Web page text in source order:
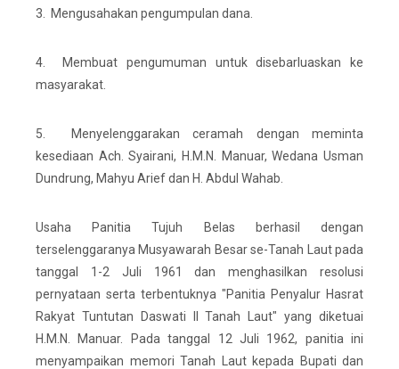
3. Mengusahakan pengumpulan dana.
4.
Membuat pengumuman untuk disebarluaskan ke
masyarakat.
5.
Menyelenggarakan ceramah dengan meminta
kesediaan Ach. Syairani, H.M.N. Manuar, Wedana Usman
Dundrung, Mahyu Arief dan H. Abdul Wahab.
Usaha Panitia Tujuh Belas berhasil dengan
terselenggaranya Musyawarah Besar se-Tanah Laut pada
tanggal 1-2 Juli 1961 dan menghasilkan resolusi
pernyataan serta terbentuknya "Panitia Penyalur Hasrat
Rakyat Tuntutan Daswati II Tanah Laut" yang diketuai
H.M.N. Manuar. Pada tanggal 12 Juli 1962, panitia ini
menyampaikan memori Tanah Laut kepada Bupati dan